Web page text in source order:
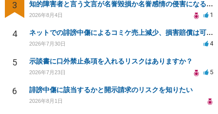
3 知的障害者と言う文言が名誉毀損か名誉感情の侵害になるか教えてほしい。
2026年8月4日 1
4 ネットでの誹謗中傷によるコミケ売上減少、損害賠償は可能か？
2026年7月30日 4
5 示談書に口外禁止条項を入れるリスクはありますか？
2026年7月23日 5
6 誹謗中傷に該当するかと開示請求のリスクを知りたい
2026年8月1日